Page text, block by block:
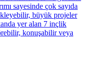
sayesinde çok sayıda
büyük projeler
yer alan 7 inçlik
konuşabilir veya